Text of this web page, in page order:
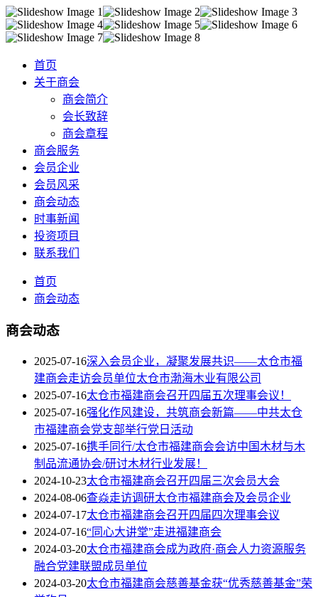
首页
关于商会
商会简介
会长致辞
商会章程
商会服务
会员企业
会员风采
商会动态
时事新闻
投资项目
联系我们
首页
商会动态
商会动态
2025-07-16深入会员企业，凝聚发展共识——太仓市福
建商会走访会员单位太仓市渤海木业有限公司
2025-07-16太仓市福建商会召开四届五次理事会议！
2025-07-16强化作风建设，共筑商会新篇——中共太仓
市福建商会党支部举行党日活动
2025-07-16携手同行/太仓市福建商会会访中国木材与木
制品流通协会/研讨木材行业发展！
2024-10-23太仓市福建商会召开四届三次会员大会
2024-08-06查焱走访调研太仓市福建商会及会员企业
2024-07-17太仓市福建商会召开四届四次理事会议
2024-07-16“同心大讲堂”走进福建商会
2024-03-20太仓市福建商会成为政府·商会人力资源服务
融合党建联盟成员单位
2024-03-20太仓市福建商会慈善基金获“优秀慈善基金”荣